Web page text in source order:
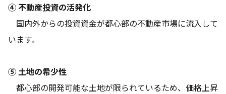
④ 不動産投資の活発化
国内外からの投資資金が都心部の不動産市場に流入して
います。
⑤ 土地の希少性
都心部の開発可能な土地が限られているため、価格上昇